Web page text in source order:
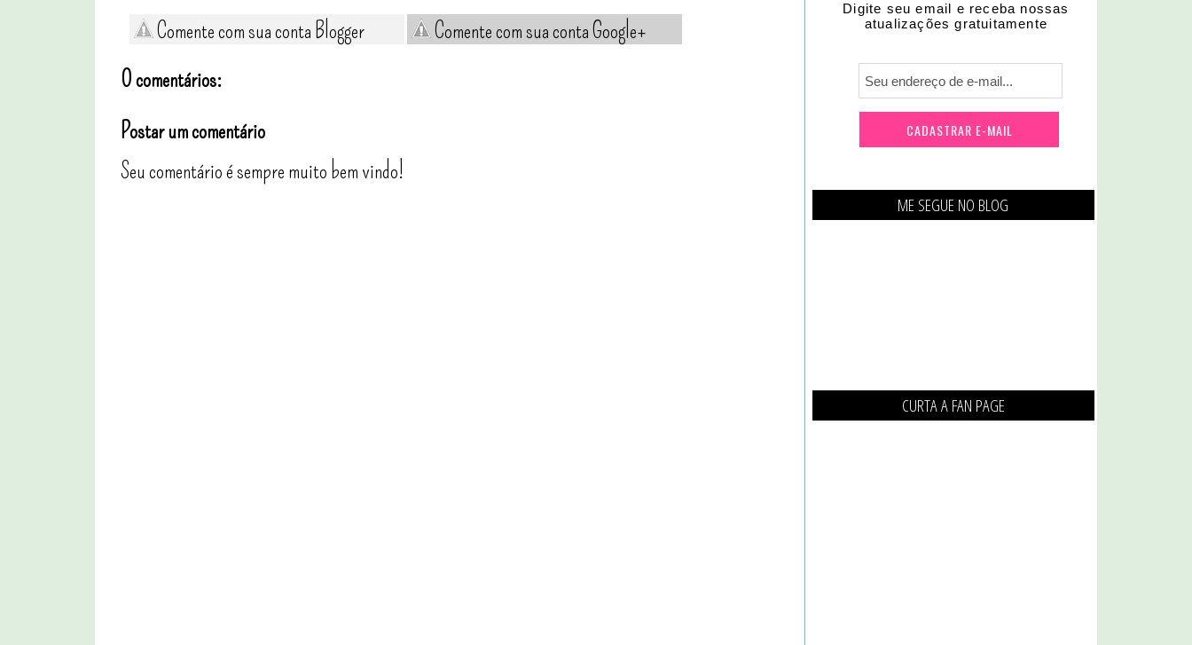
Comente com sua conta Blogger
Comente com sua conta Google+
0 comentários:
Postar um comentário
Seu comentário é sempre muito bem vindo!
Digite seu email e receba nossas
atualizações gratuitamente
ME SEGUE NO BLOG
CURTA A FAN PAGE